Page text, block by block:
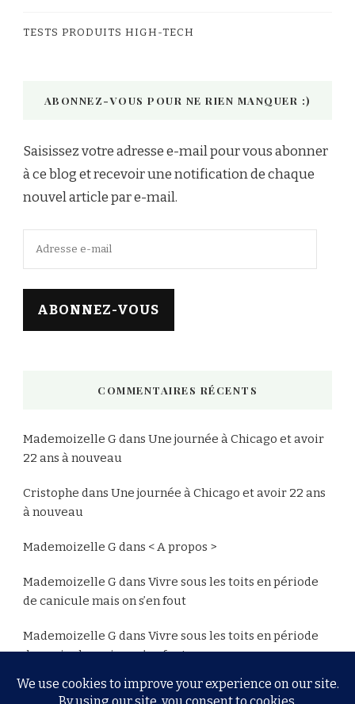
TESTS PRODUITS HIGH-TECH
ABONNEZ-VOUS POUR NE RIEN MANQUER :)
Saisissez votre adresse e-mail pour vous abonner
à ce blog et recevoir une notification de chaque
nouvel article par e-mail.
mail
ABONNEZ-VOUS
COMMENTAIRES RÉCENTS
Mademoizelle Gdans Une journée à Chicago et avoir
22 ans à nouveau
Cristophe dans Une journée à Chicago et avoir 22 ans
à nouveau
Mademoizelle Gdans < A propos >
Mademoizelle Gdans Vivre sous les toits en période
de canicule mais on s’en fout
Mademoizelle Gdans Vivre sous les toits en période
de canicule mais on s’en fout